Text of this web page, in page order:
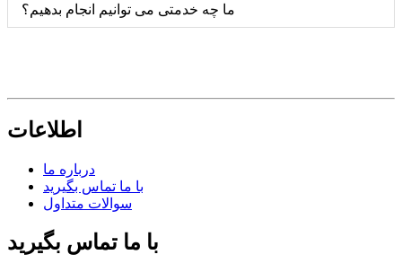
ما چه خدمتی می توانیم انجام بدهیم؟
اطلاعات
درباره ما
با ما تماس بگیرید
سوالات متداول
با ما تماس بگیرید